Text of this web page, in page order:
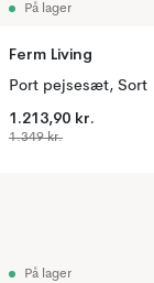
På lager
Ferm Living
Port pejsesæt, Sort
1.213,90 kr.
1.349 kr.
På lager